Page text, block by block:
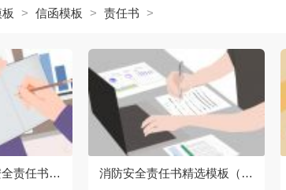
> 信函模板 > 责任书 >
企业负责人消防安全责任书5篇 消防安全责任书精选模板（10篇）